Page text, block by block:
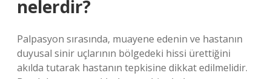
nelerdir?
Palpasyon sırasında, muayene edenin ve hastanın
duyusal sinir uçlarının bölgedeki hissi ürettiğini
akılda tutarak hastanın tepkisine dikkat edilmelidir.